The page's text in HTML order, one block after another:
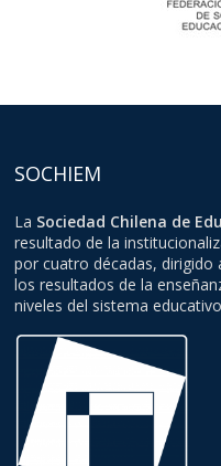
SOCHIEM
La Sociedad Chilena de
resultado de la
por cuatro décadas,
los resultados de la
niveles del sistema